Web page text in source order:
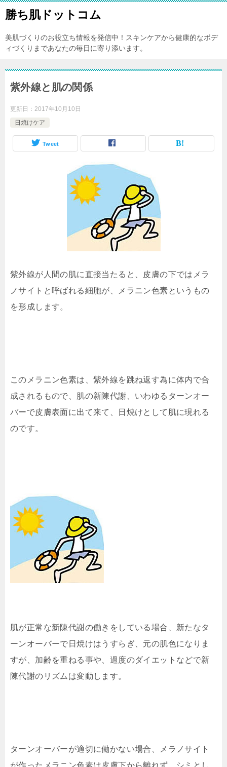
勝ち肌ドットコム
美肌づくりのお役立ち情報を発信中！スキンケアから健康的なボデ
ィづくりまであなたの毎日に寄り添います。
紫外線と肌の関係
更新日： 2017年10月10日
日焼けケア
Tweet
紫外線が人間の肌に直接当たると、皮膚の下ではメラ
ノサイトと呼ばれる細胞が、メラニン色素というもの
を形成します。
このメラニン色素は、紫外線を跳ね返す為に体内で合
成されるもので、肌の新陳代謝、いわゆるターンオー
バーで皮膚表面に出て来て、日焼けとして肌に現れる
のです。
肌が正常な新陳代謝の働きをしている場合、新たなタ
ーンオーバーで日焼けはうすらぎ、元の肌色になりま
すが、加齢を重ねる事や、過度のダイエットなどで新
陳代謝のリズムは変動します。
ターンオーバーが適切に働かない場合、メラノサイト
が作ったメラニン色素は皮膚下から離れず、シミとし